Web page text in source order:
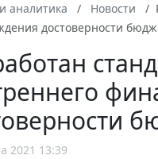
аналитика Новости
достоверности
2021 13:39